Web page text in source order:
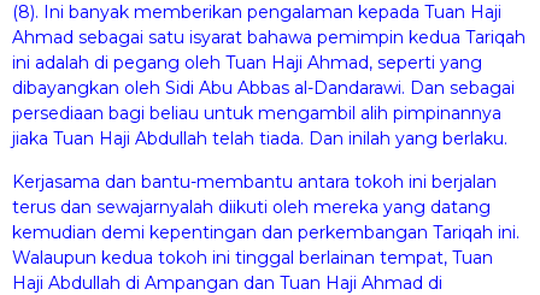
(8). Ini banyak memberikan pengalaman kepada Tuan Haji
Ahmad sebagai satu isyarat bahawa pemimpin kedua Tariqah
ini adalah di pegang oleh Tuan Haji Ahmad, seperti yang
dibayangkan oleh Sidi Abu Abbas al-Dandarawi. Dan sebagai
persediaan bagi beliau untuk mengambil alih pimpinannya
jiaka Tuan Haji Abdullah telah tiada. Dan inilah yang berlaku.
Kerjasama dan bantu-membantu antara tokoh ini berjalan
terus dan sewajarnyalah diikuti oleh mereka yang datang
kemudian demi kepentingan dan perkembangan Tariqah ini.
Walaupun kedua tokoh ini tinggal berlainan tempat, Tuan
Haji Abdullah di Ampangan dan Tuan Haji Ahmad di